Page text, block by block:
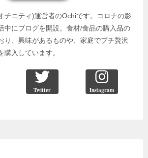
チニティ)運営者のOchiです。コロナの影
中にブログを開設。食材/食品の購入品の
り、興味があるものや、家庭でプチ贅沢
購入しています。
Twitter Instagram